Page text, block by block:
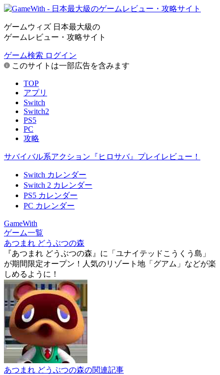
ゲームウィズ 日本最大級の
ゲームレビュー・攻略サイト
ゲーム検索 ログイン
このサイトは一部広告を含みます
TOP
アプリ
Switch
Switch2
PS5
PC
攻略
サバイバル系アクション『ヒロサバ』プレイレビュー！
Switch カレンダー
Switch 2 カレンダー
PS5 カレンダー
PC カレンダー
GameWith
ゲーム一覧
あつまれ どうぶつの森
『あつまれ どうぶつの森』に「ユナイテッドこうくう島」
が期間限定オープン！人気のリゾート地「グアム」などが楽
しめるように！
あつまれ どうぶつの森の関連記事